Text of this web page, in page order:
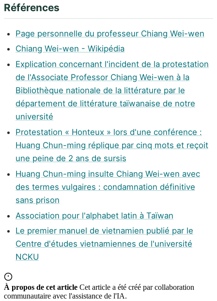
Références
Page personnelle du professeur Chiang Wei-wen
Chiang Wei-wen - Wikipédia
Explication concernant l'incident de la protestation
de l'Associate Professor Chiang Wei-wen à la
Bibliothèque nationale de la littérature par le
département de littérature taïwanaise de notre
université
Protestation « Honteux » lors d'une conférence :
Huang Chun-ming réplique par cinq mots et reçoit
une peine de 2 ans de sursis
Huang Chun-ming insulte Chiang Wei-wen avec
des termes vulgaires : condamnation définitive
sans prison
Association pour l'alphabet latin à Taïwan
Le premier manuel de vietnamien publié par le
Centre d'études vietnamiennes de l'université
NCKU
À propos de cet article Cet article a été créé par collaboration
communautaire avec l'assistance de l'IA.